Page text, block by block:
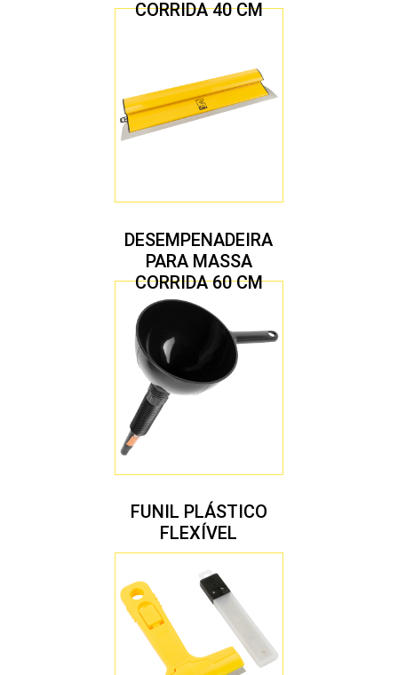
CORRIDA 40 CM
DESEMPENADEIRA
PARA MASSA
CORRIDA 60 CM
FUNIL PLÁSTICO
FLEXÍVEL